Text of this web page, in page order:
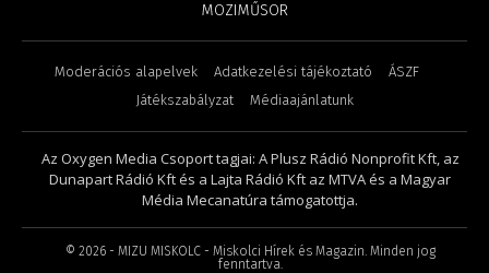
MOZIMŰSOR
Moderációs alapelvek Adatkezelési tájékoztató
ÁSZF
Játékszabályzat
Médiaajánlatunk
Az Oxygen Media Csoport tagjai: A Plusz Rádió Nonprofit Kft, az
Dunapart Rádió Kft és a Lajta Rádió Kft az MTVA és a Magyar
Média Mecanatúra támogatottja.
© 2026- MIZU MISKOLC - Miskolci Hírek és Magazin. Minden jog
fenntartva.